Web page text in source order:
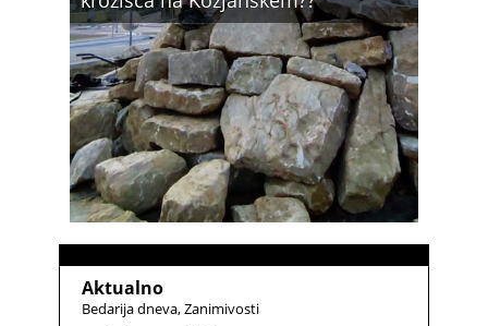
Aktualno
Bedarija dneva Zanimivosti